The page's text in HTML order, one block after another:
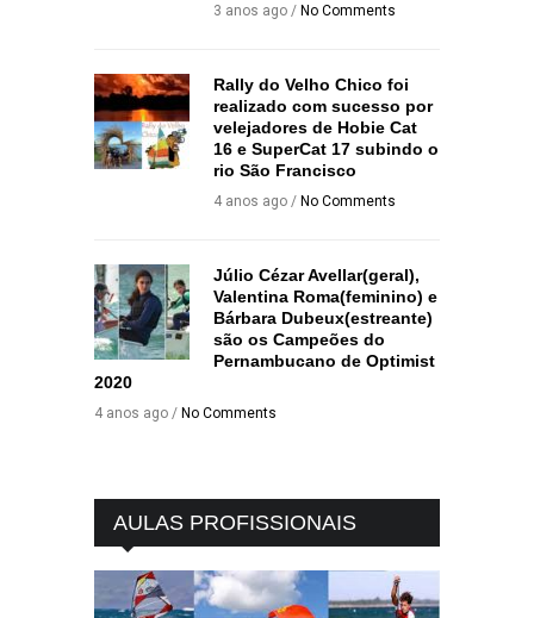
3 anos ago / No Comments
Rally do Velho Chico foi
realizado com sucesso por
velejadores de Hobie Cat
16 e SuperCat 17 subindo o
rio São Francisco
4 anos ago / No Comments
Júlio Cézar Avellar(geral),
Valentina Roma(feminino) e
Bárbara Dubeux(estreante)
são os Campeões do
Pernambucano de Optimist
2020
4 anos ago / No Comments
AULAS PROFISSIONAIS